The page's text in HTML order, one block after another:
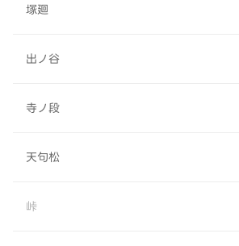
塚廻
出ノ谷
寺ノ段
天句松
峠